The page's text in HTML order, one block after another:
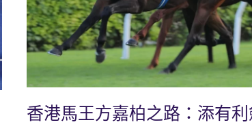
香港馬王方嘉柏之路：添有